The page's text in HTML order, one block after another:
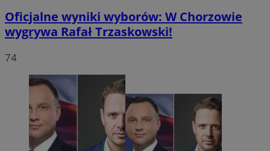
Oficjalne wyniki wyborów: W Chorzowie
wygrywa Rafał Trzaskowski!
74